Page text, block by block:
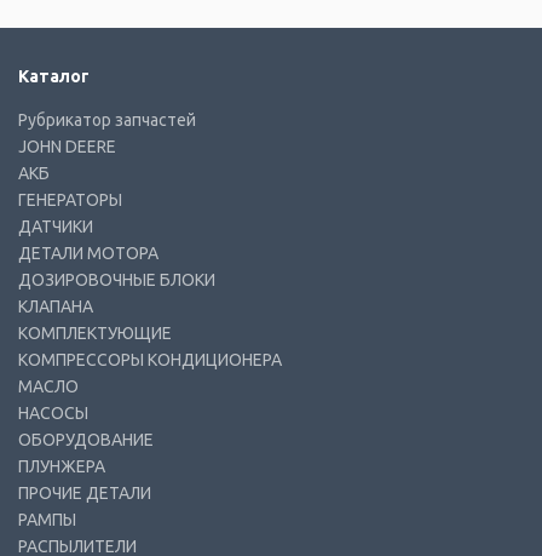
Каталог
Рубрикатор запчастей
JOHN DEERE
АКБ
ГЕНЕРАТОРЫ
ДАТЧИКИ
ДЕТАЛИ МОТОРА
ДОЗИРОВОЧНЫЕ БЛОКИ
КЛАПАНА
КОМПЛЕКТУЮЩИЕ
КОМПРЕССОРЫ КОНДИЦИОНЕРА
МАСЛО
НАСОСЫ
ОБОРУДОВАНИЕ
ПЛУНЖЕРА
ПРОЧИЕ ДЕТАЛИ
РАМПЫ
РАСПЫЛИТЕЛИ